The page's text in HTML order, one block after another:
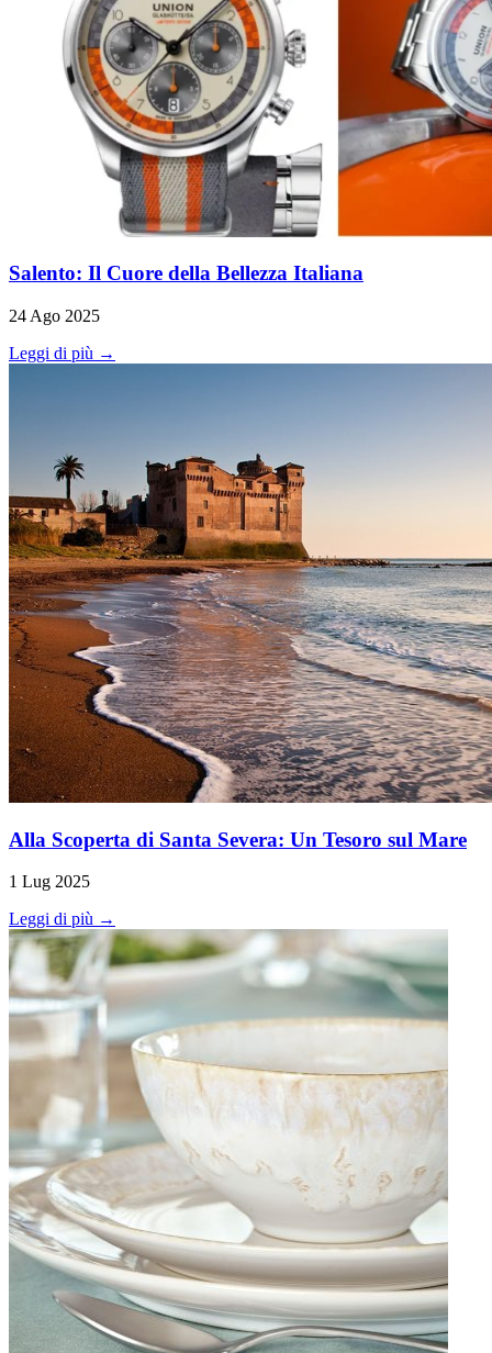
Salento: Il Cuore della Bellezza Italiana
24 Ago 2025
Leggi di più →
Alla Scoperta di Santa Severa: Un Tesoro sul Mare
1 Lug 2025
Leggi di più →